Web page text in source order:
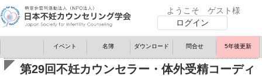
ようこそ ゲスト様
ログイン
イベント 名簿 ダウンロード 問合せ 5年後更新
第29回不妊カウンセラー・体外受精コーディ